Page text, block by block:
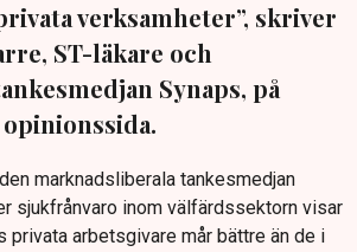
verksamheter”, skriver
ST-läkare och
Synaps, på
marknadsliberala tankesmedjan
sjukfrånvaro inom välfärdssektorn visar
privata arbetsgivare mår bättre än de i